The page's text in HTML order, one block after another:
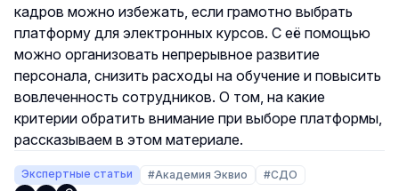
кадров можно избежать, если грамотно выбрать
платформу для электронных курсов. С её помощью
можно организовать непрерывное развитие
персонала, снизить расходы на обучение и повысить
вовлеченность сотрудников. О том, на какие
критерии обратить внимание при выборе платформы,
рассказываем в этом материале.
Экспертные статьи #Академия Эквио #СДО